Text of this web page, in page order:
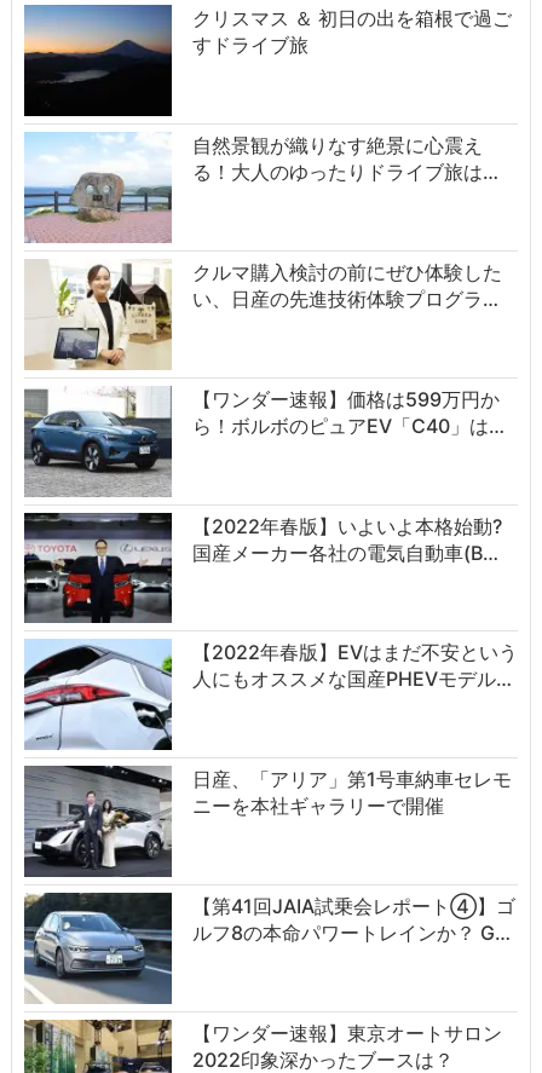
クリスマス ＆ 初日の出を箱根で過ご
すドライブ旅
自然景観が織りなす絶景に心震え
る！大人のゆったりドライブ旅は…
クルマ購入検討の前にぜひ体験した
い、日産の先進技術体験プログラ…
【ワンダー速報】価格は599万円か
ら！ボルボのピュアEV「C40」は…
【2022年春版】いよいよ本格始動?
国産メーカー各社の電気自動車(B…
【2022年春版】EVはまだ不安という
人にもオススメな国産PHEVモデル…
日産、「アリア」第1号車納車セレモ
ニーを本社ギャラリーで開催
【第41回JAIA試乗会レポート④】ゴ
ルフ8の本命パワートレインか？ G…
【ワンダー速報】東京オートサロン
2022印象深かったブースは？